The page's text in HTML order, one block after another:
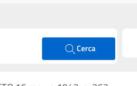
Cerca